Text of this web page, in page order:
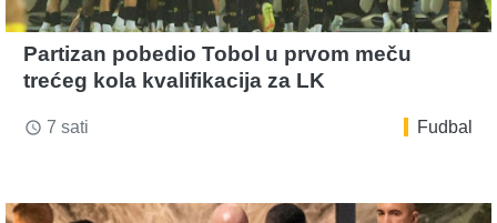
Partizan pobedio Tobol u prvom meču
trećeg kola kvalifikacija za LK
access_time 7 sati Fudbal